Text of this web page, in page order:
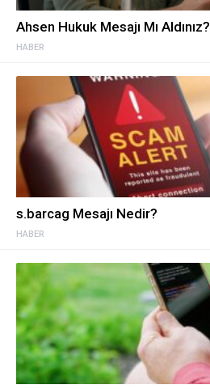
HABER
Ahsen Hukuk Mesajı Mı Aldınız?
HABER
s.barcag Mesajı Nedir?